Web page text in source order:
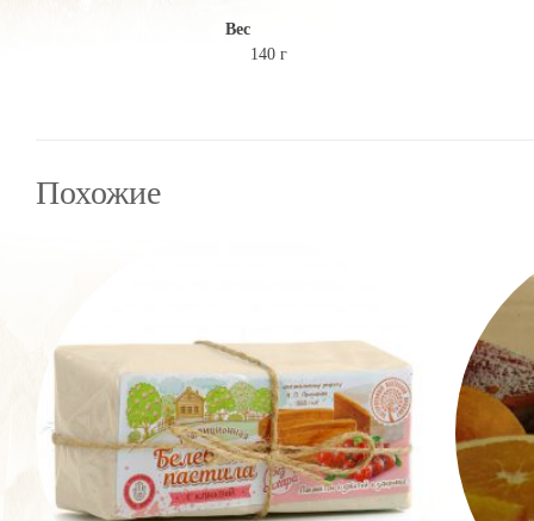
Вес
140 г
Похожие